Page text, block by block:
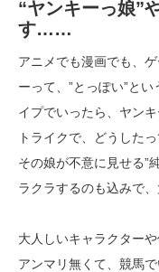
“ヤンキーっ娘”
す……
アニメでも漫画でも、
ーって、”とっぽい”と
イプでいったら、ヤン
トライクで、どうした
その娘が不意に見せる”
ラクラするのも込みで
大人しいキャラクター
アンマリ無くて、競馬